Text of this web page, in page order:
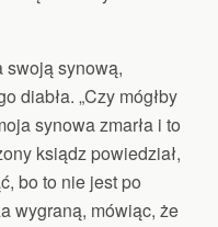
swoją synową,
diabła. „Czy mógłby
synowa zmarła i to
ksiądz powiedział,
bo to nie jest po
wygraną, mówiąc, że